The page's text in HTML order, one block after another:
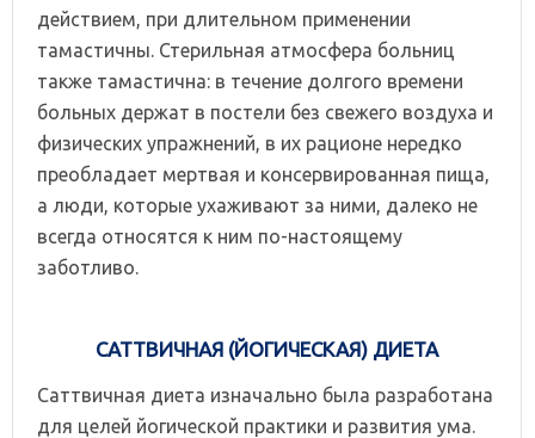
действием, при длительном применении
тамастичны. Стерильная атмосфера больниц
также тамастична: в течение долгого времени
больных держат в постели без свежего воздуха и
физических упражнений, в их рационе нередко
преобладает мертвая и консервированная пища,
а люди, которые ухаживают за ними, далеко не
всегда относятся к ним по-настоящему
заботливо.
САТТВИЧНАЯ (ЙОГИЧЕСКАЯ) ДИЕТА
Саттвичная диета изначально была разработана
для целей йогической практики и развития ума.